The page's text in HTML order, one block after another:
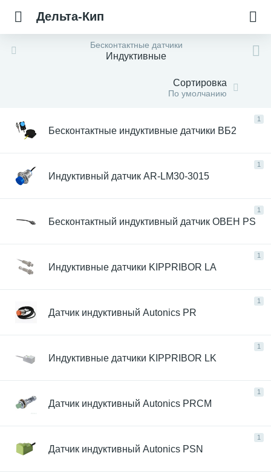
Дельта-Кип
Бесконтактные датчики
Индуктивные
Сортировка
По умолчанию
1
Бесконтактные индуктивные датчики ВБ2
1
Индуктивный датчик AR-LM30-3015
1
Бесконтактный индуктивный датчик ОВЕН PS
1
Индуктивные датчики KIPPRIBOR LA
1
Датчик индуктивный Autonics PR
1
Индуктивные датчики KIPPRIBOR LK
1
Датчик индуктивный Autonics PRCM
1
Датчик индуктивный Autonics PSN